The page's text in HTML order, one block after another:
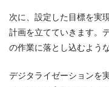
次に、設定した目標を実
計画を立てていきます。
の作業に落とし込むよう
デジタライゼーションを